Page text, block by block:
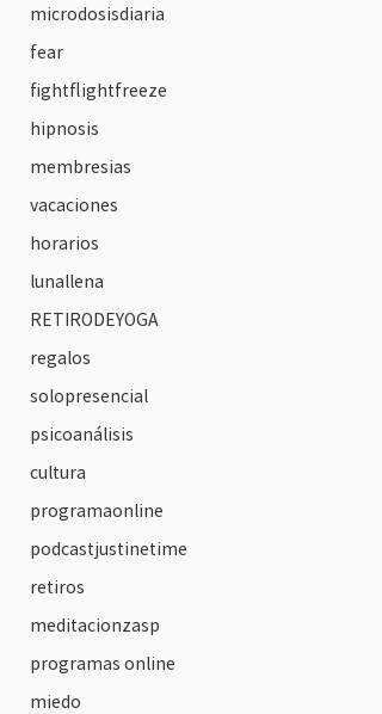
microdosisdiaria
fear
fightflightfreeze
hipnosis
membresias
vacaciones
horarios
lunallena
RETIRODEYOGA
regalos
solopresencial
psicoanálisis
cultura
programaonline
podcastjustinetime
retiros
meditacionzasp
programas online
miedo